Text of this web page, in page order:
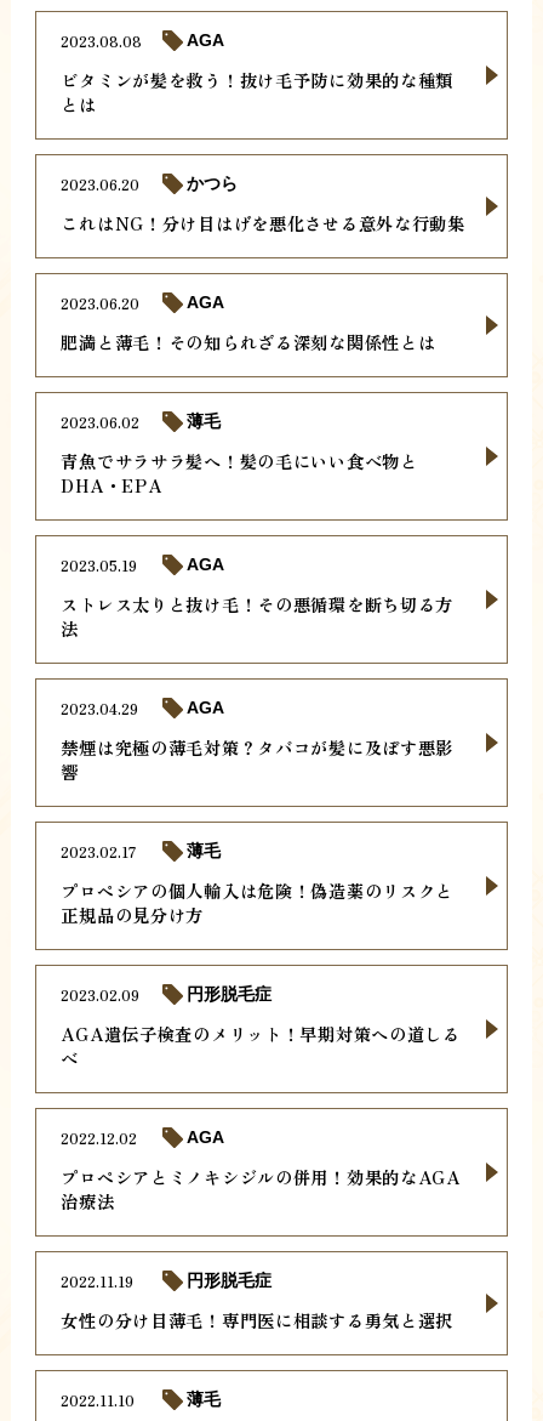
ビタミンが髪を救う！抜け毛予防に効果的な種類
とは
2023.08.08 AGA
これはNG！分け目はげを悪化させる意外な行動集
2023.06.20 かつら
肥満と薄毛！その知られざる深刻な関係性とは
2023.06.20 AGA
青魚でサラサラ髪へ！髪の毛にいい食べ物と
DHA・EPA
2023.06.02 薄毛
ストレス太りと抜け毛！その悪循環を断ち切る方
法
2023.05.19 AGA
禁煙は究極の薄毛対策？タバコが髪に及ぼす悪影
響
2023.04.29 AGA
プロペシアの個人輸入は危険！偽造薬のリスクと
正規品の見分け方
2023.02.17 薄毛
AGA遺伝子検査のメリット！早期対策への道しる
べ
2023.02.09 円形脱毛症
プロペシアとミノキシジルの併用！効果的なAGA
治療法
2022.12.02 AGA
女性の分け目薄毛！専門医に相談する勇気と選択
2022.11.19 円形脱毛症
2022.11.10 薄毛